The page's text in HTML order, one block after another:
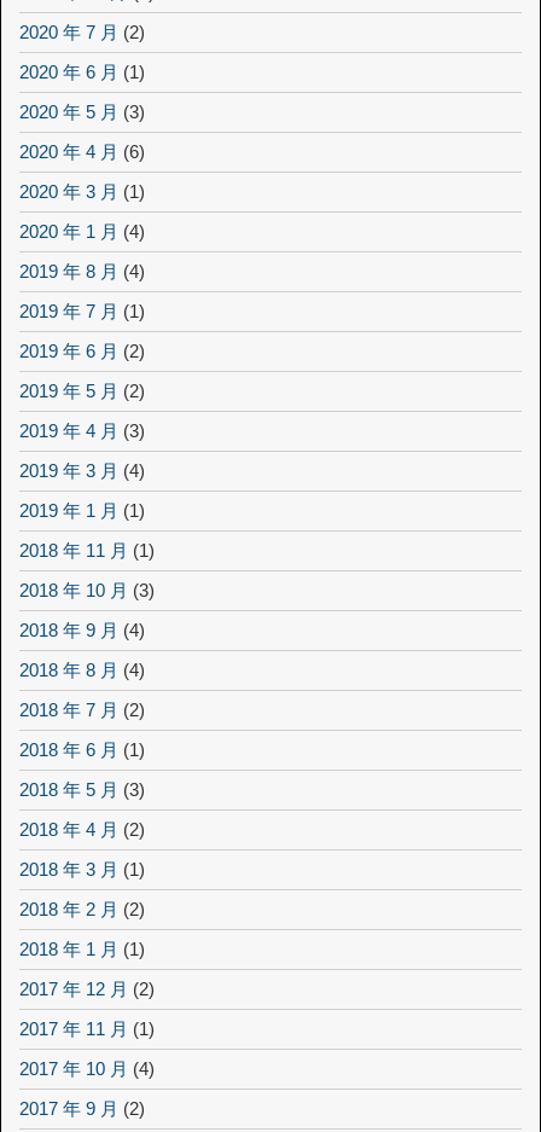
2020 年 7 月 (2)
2020 年 6 月 (1)
2020 年 5 月 (3)
2020 年 4 月 (6)
2020 年 3 月 (1)
2020 年 1 月 (4)
2019 年 8 月 (4)
2019 年 7 月 (1)
2019 年 6 月 (2)
2019 年 5 月 (2)
2019 年 4 月 (3)
2019 年 3 月 (4)
2019 年 1 月 (1)
2018 年 11 月 (1)
2018 年 10 月 (3)
2018 年 9 月 (4)
2018 年 8 月 (4)
2018 年 7 月 (2)
2018 年 6 月 (1)
2018 年 5 月 (3)
2018 年 4 月 (2)
2018 年 3 月 (1)
2018 年 2 月 (2)
2018 年 1 月 (1)
2017 年 12 月 (2)
2017 年 11 月 (1)
2017 年 10 月 (4)
2017 年 9 月 (2)